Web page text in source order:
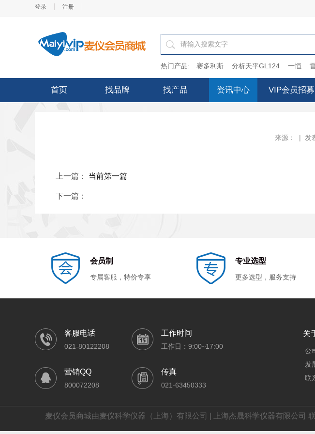
登录 注册
热门产品: 赛多利斯 分析天平GL124 一恒
首页 找品牌 找产品 资讯中心 VIP会员招募
来源： | 发
上一篇： 当前第一篇
下一篇：
会员制
专属客服，特价专享
专业选型
更多选型，服务支持
客服电话
021-80122208
工作时间
工作日：9:00~17:00
营销QQ
800072208
传真
021-63450333
关
公
发
联
麦仪会员商城由麦仪科学仪器（上海）有限公司 | 上海杰晟科学仪器有限公司